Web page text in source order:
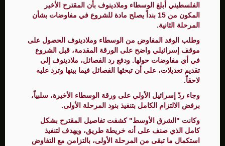
الفلسطيني أبلغ الوسطاء وملادينوف بأن المقترح الأخير
المكون من 15 بنداً يصلح مادة للشروع في مفاوضات بشأن
المرحلة الثانية.
وطلب الوفد المفاوض من الوسطاء وملادينوف الحصول على
موقف إسرائيلي واضح على الورقة المقدمة، قبل الشروع
في أي مفاوضات حولها. ودفع رد الفصائل، ملادينوف إلى
تقديم تعديلات، على أن تبحثها الفصائل فيما بينها وترد عليه
لاحقاً.
وجاء ردّ إسرائيل الأولي على ورقة الوسطاء الأخيرة، سلبياً،
برفض الالتزام الكامل بتنفيذ بنود المرحلة الأولى.
وكانت "الشرق الأوسط" كشفت تفاصيل المقترح بشكل
كامل الذي صنف على أنه خريطة طريق، ويهدف لتنفيذ
استكمال ما تبقى من المرحلة الأولى، بالتزامن مع التفاوض